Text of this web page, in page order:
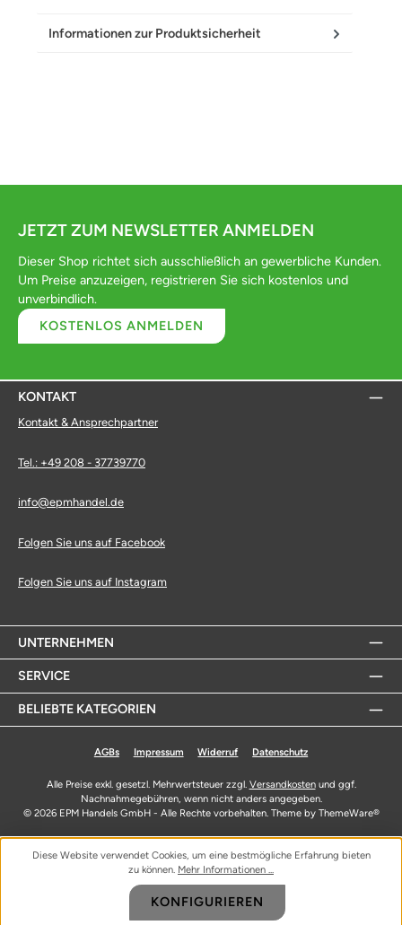
Informationen zur Produktsicherheit
JETZT ZUM NEWSLETTER ANMELDEN
Dieser Shop richtet sich ausschließlich an gewerbliche Kunden.
Um Preise anzuzeigen, registrieren Sie sich kostenlos und
unverbindlich.
KOSTENLOS ANMELDEN
KONTAKT
Kontakt & Ansprechpartner
Tel.: +49 208 - 37739770
info@epmhandel.de
Folgen Sie uns auf Facebook
Folgen Sie uns auf Instagram
UNTERNEHMEN
SERVICE
BELIEBTE KATEGORIEN
AGBs Impressum Widerruf Datenschutz
Alle Preise exkl. gesetzl. Mehrwertsteuer zzgl. Versandkostenund ggf.
Nachnahmegebühren, wenn nicht anders angegeben.
© 2026 EPM Handels GmbH - Alle Rechte vorbehalten. Theme by ThemeWare®
Diese Website verwendet Cookies, um eine bestmögliche Erfahrung bieten
zu können. Mehr Informationen ...
KONFIGURIEREN